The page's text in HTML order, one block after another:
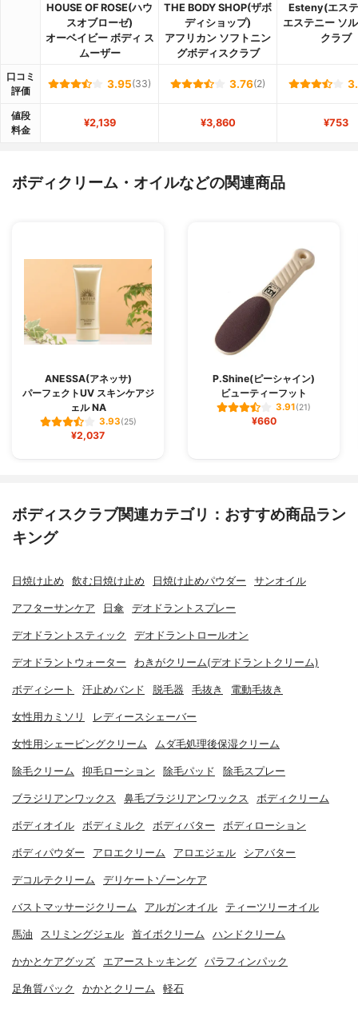
HOUSE OF ROSE(ハウ
スオブローゼ)
オーベイビー ボディ ス
ムーザー
THE BODY SHOP(ザボ
ディショップ)
アフリカン ソフトニン
グボディスクラブ
Esteny(エス
エステニー ソ
クラブ
口コミ
評価
3.95(33) 3.76(2)
値段
料金
¥2,139 ¥3,860 ¥753
ボディクリーム・オイルなどの関連商品
ANESSA(アネッサ)
パーフェクトUV スキンケアジ
ェル NA
3.93(25)
¥2,037
P.Shine(ピーシャイン)
ビューティーフット
3.91(21)
¥660
ボディスクラブ関連カテゴリ：おすすめ商品ラン
キング
日焼け止め 飲む日焼け止め 日焼け止めパウダー サンオイル
アフターサンケア 日傘 デオドラントスプレー
デオドラントスティック デオドラントロールオン
デオドラントウォーター わきがクリーム(デオドラントクリーム)
ボディシート 汗止めバンド 脱毛器 毛抜き 電動毛抜き
女性用カミソリ レディースシェーバー
女性用シェービングクリーム ムダ毛処理後保湿クリーム
除毛クリーム 抑毛ローション 除毛パッド 除毛スプレー
ブラジリアンワックス 鼻毛ブラジリアンワックス ボディクリーム
ボディオイル ボディミルク ボディバター ボディローション
ボディパウダー アロエクリーム アロエジェル シアバター
デコルテクリーム デリケートゾーンケア
バストマッサージクリーム アルガンオイル ティーツリーオイル
馬油 スリミングジェル 首イボクリーム ハンドクリーム
かかとケアグッズ エアーストッキング パラフィンパック
足角質パック かかとクリーム 軽石